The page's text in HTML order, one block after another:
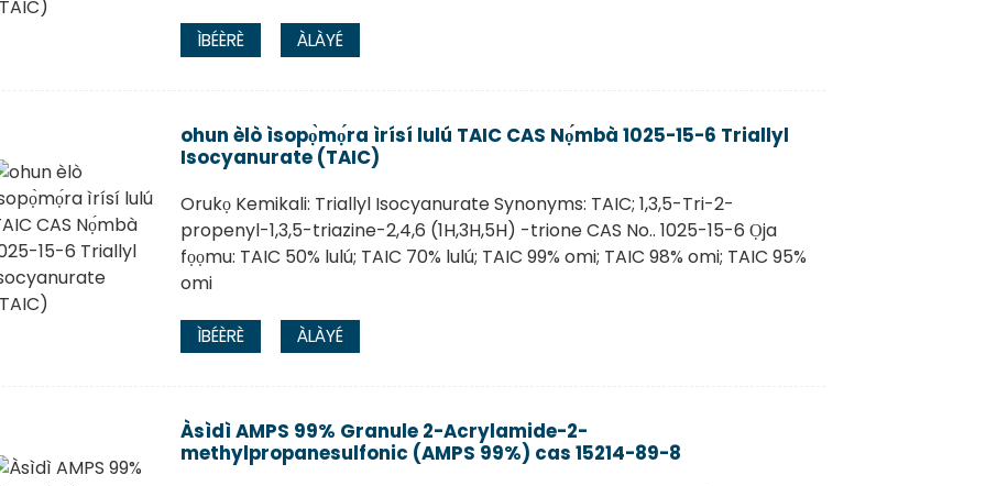
ÌBÉÈRÈ ÀLÀYÉ
ohun èlò ìsopọ̀mọ́ra ìrísí lulú TAIC CAS Nọ́mbà 1025-15-6 Triallyl
Isocyanurate (TAIC)
Orukọ Kemikali: Triallyl Isocyanurate Synonyms: TAIC; 1,3,5-Tri-2-
propenyl-1,3,5-triazine-2,4,6 (1H,3H,5H) -trione CAS No.. 1025-15-6 Ọja
fọọmu: TAIC 50% lulú; TAIC 70% lulú; TAIC 99% omi; TAIC 98% omi; TAIC 95%
omi
ÌBÉÈRÈ ÀLÀYÉ
Àsìdì AMPS 99% Granule 2-Acrylamide-2-
methylpropanesulfonic (AMPS 99%) cas 15214-89-8